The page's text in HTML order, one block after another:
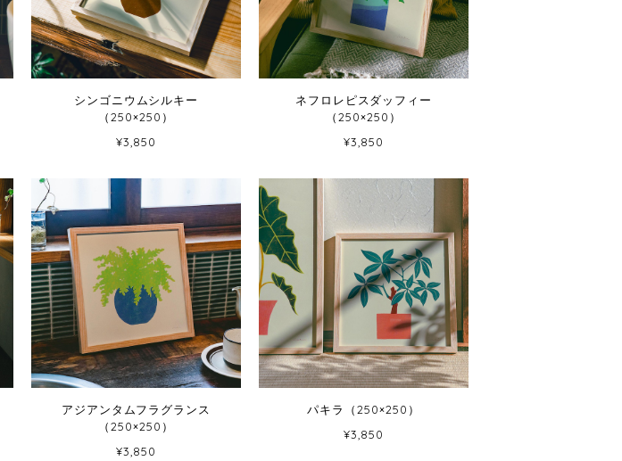
シンゴニウムシルキー
（250×250）
¥3,850
ネフロレピスダッフィー
（250×250）
¥3,850
アジアンタムフラグランス
（250×250）
¥3,850
パキラ（250×250）
¥3,850